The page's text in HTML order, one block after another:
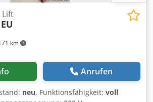
km
Anrufen
neu, Funktionsfähigkeit: voll